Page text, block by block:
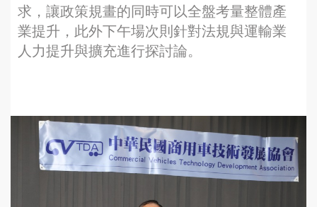
求，讓政策規畫的同時可以全盤考量整體產
業提升，此外下午場次則針對法規與運輸業
人力提升與擴充進行探討論。